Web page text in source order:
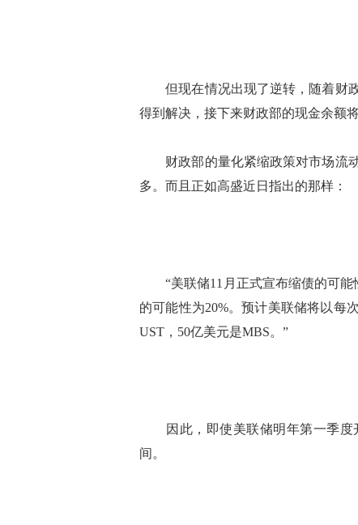
但现在情况出现了逆转，随着财政
得到解决，接下来财政部的现金余额
财政部的量化紧缩政策对市场流动
多。而且正如高盛近日指出的那样：
“美联储11月正式宣布缩债的可能
的可能性为20%。预计美联储将以每
UST，50亿美元是MBS。”
因此，即使美联储明年第一季度
间。